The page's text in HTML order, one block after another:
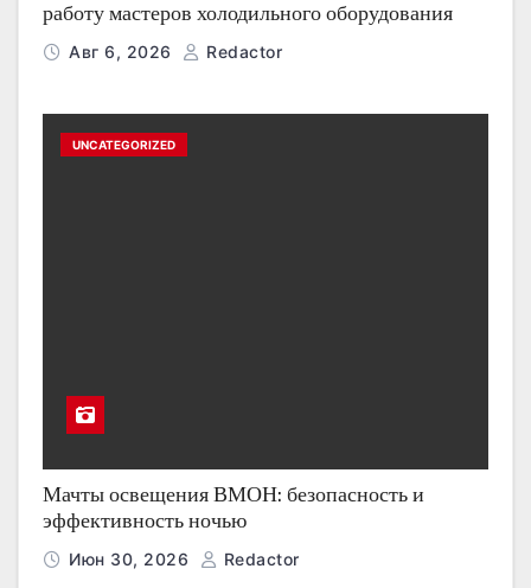
работу мастеров холодильного оборудования
Авг 6, 2026 Redactor
UNCATEGORIZED
Мачты освещения ВМОН: безопасность и
эффективность ночью
Июн 30, 2026 Redactor